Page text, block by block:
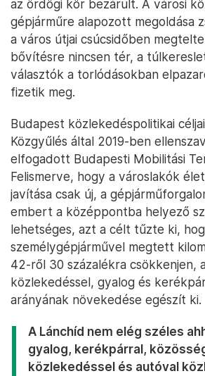
az ördögi kör bezárult. A városi
gépjárműre alapozott megoldása
a város útjai csúcsidőben
bővítésre nincsen tér, a
választók a torlódásokban
fizetik meg.
Budapest közlekedéspolitikai
Közgyűlés által 2019-ben
elfogadott Budapesti Mobilitási
Felismerve, hogy a városlakók
javítása csak új, a
embert a középpontba helyező
lehetséges, azt a célt tűzte ki,
személygépjárművel megtett
42-ről 30 százalékra csökkenjen,
közlekedéssel, gyalog és
arányának növekedése egészít ki.
A Lánchíd nem elég széles
gyalog, kerékpárral,
közlekedéssel és autóval